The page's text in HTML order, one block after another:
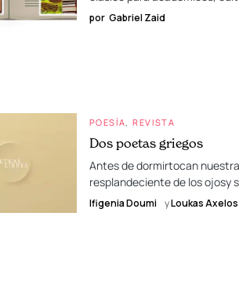
por Gabriel Zaid
POESÍA REVISTA
Dos poetas griegos
Antes de dormirtocan
resplandeciente de los ojosy
Ifigenia Doumi yLoukas Axelos